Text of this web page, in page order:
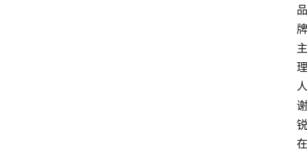
品
牌
主
理
人
谢
锐
在